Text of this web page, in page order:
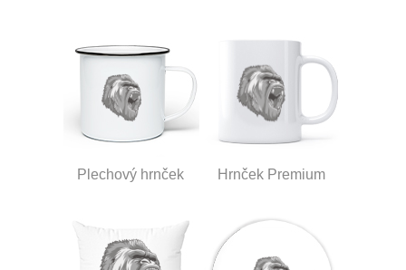
Plechový hrnček Hrnček Premium